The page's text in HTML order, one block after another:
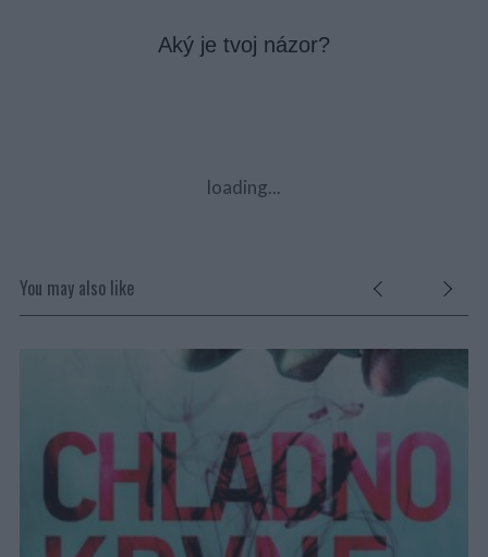
Aký je tvoj názor?
loading...
You may also like